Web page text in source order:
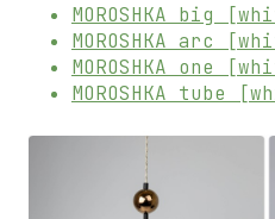
MOROSHKA big
MOROSHKA arc
MOROSHKA one
MOROSHKA tube